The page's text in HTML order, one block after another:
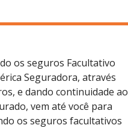
os seguros Facultativo
Seguradora, através
e dando continuidade ao
vem até você para
os seguros facultativos